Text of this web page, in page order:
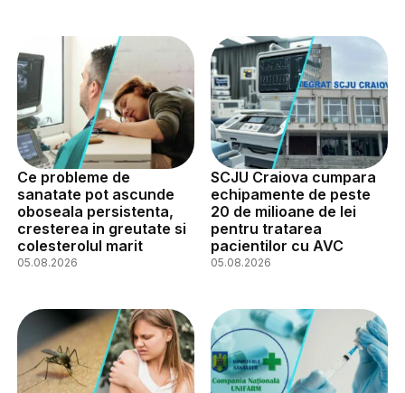
Ce probleme de
sanatate pot ascunde
oboseala persistenta,
cresterea in greutate si
colesterolul marit
05.08.2026
SCJU Craiova cumpara
echipamente de peste
20 de milioane de lei
pentru tratarea
pacientilor cu AVC
05.08.2026